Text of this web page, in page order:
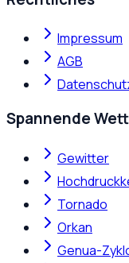
Impressum
AGB
Spannende
Gewitter
Tornado
Orkan
Genua-